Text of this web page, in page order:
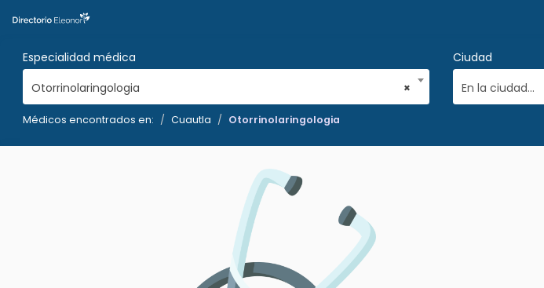
Especialidad médica
×
Otorrinolaringologia
Ciudad
En la ciudad...
Médicos encontrados en: Cuautla Otorrinolaringologia